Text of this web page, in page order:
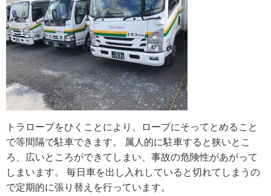
トラロープをひくことにより、ロープにそってとめること
で等間隔で駐車できます。 属人的に駐車すると狭いとこ
ろ、広いところができてしまい、事故の危険性があがって
しまいます。 毎日車を出し入れしていると切れてしまうの
で定期的に張り替えを行っています。